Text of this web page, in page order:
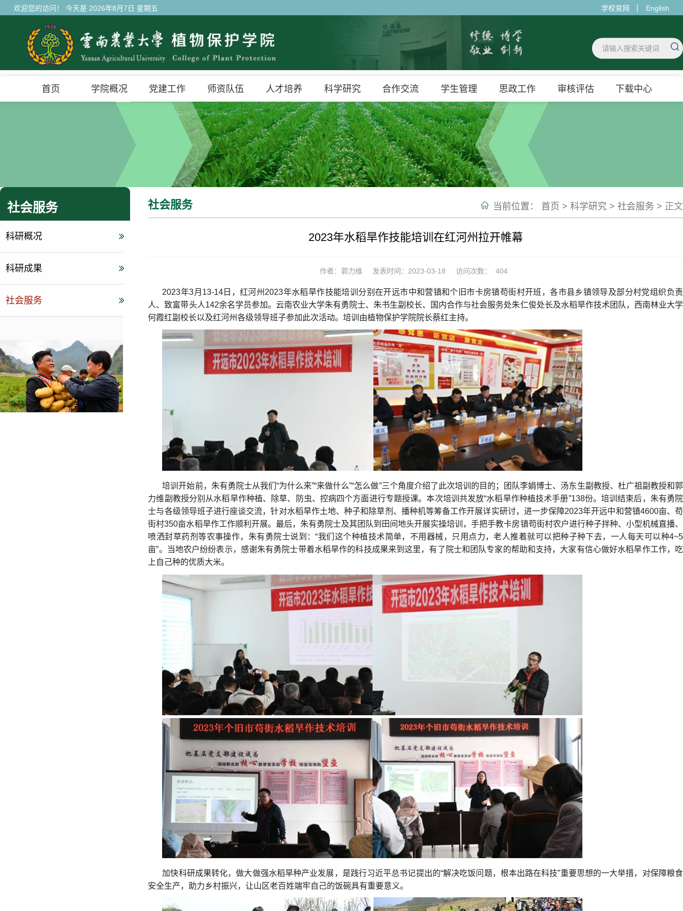
欢迎您的访问！ 今天是 2026年8月7日 星期五 学校官网 English
首页 学院概况 党建工作 师资队伍 人才培养 科学研究 合作交流 学生管理 思政工作 审核评估 下载中心
社会服务
科研概况
科研成果
社会服务
社会服务 当前位置： 首页 > 科学研究 > 社会服务 > 正文
2023年水稻旱作技能培训在红河州拉开帷幕
作者：郭力维 发表时间：2023-03-18 访问次数： 404
2023年3月13-14日，红河州2023年水稻旱作技能培训分别在开远市中和营镇和个旧市卡房镇苟街村开班，各市县乡镇领导及部分村党组织负责
人、致富带头人142余名学员参加。云南农业大学朱有勇院士、朱书生副校长、国内合作与社会服务处朱仁俊处长及水稻旱作技术团队，西南林业大学
何霞红副校长以及红河州各级领导班子参加此次活动。培训由植物保护学院院长蔡红主持。
培训开始前，朱有勇院士从我们“为什么来”“来做什么”“怎么做”三个角度介绍了此次培训的目的；团队李娟博士、汤东生副教授、杜广祖副教授和郭
力维副教授分别从水稻旱作种植、除草、防虫、控病四个方面进行专题授课。本次培训共发放“水稻旱作种植技术手册”138份。培训结束后，朱有勇院
士与各级领导班子进行座谈交流，针对水稻旱作土地、种子和除草剂、播种机等筹备工作开展详实研讨，进一步保障2023年开远中和营镇4600亩、苟
街村350亩水稻旱作工作顺利开展。最后，朱有勇院士及其团队到田间地头开展实操培训，手把手教卡房镇苟街村农户进行种子拌种、小型机械直播、
喷洒封草药剂等农事操作，朱有勇院士说到：“我们这个种植技术简单，不用器械，只用点力，老人推着就可以把种子种下去，一人每天可以种4~5
亩”。当地农户纷纷表示，感谢朱有勇院士带着水稻旱作的科技成果来到这里，有了院士和团队专家的帮助和支持，大家有信心做好水稻旱作工作，吃
上自己种的优质大米。
加快科研成果转化，做大做强水稻旱种产业发展，是践行习近平总书记提出的“解决吃饭问题，根本出路在科技”重要思想的一大举措，对保障粮食
安全生产，助力乡村振兴，让山区老百姓端牢自己的饭碗具有重要意义。